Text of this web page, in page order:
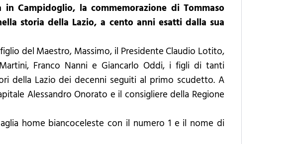
Campidoglio, la commemorazione di Tommaso
storia della Lazio, a cento anni esatti dalla sua
del Maestro, Massimo, il Presidente Claudio Lotito,
Franco Nanni e Giancarlo Oddi, i figli di tanti
della Lazio dei decenni seguiti al primo scudetto. A
Alessandro Onorato e il consigliere della Regione
home biancoceleste con il numero 1 e il nome di